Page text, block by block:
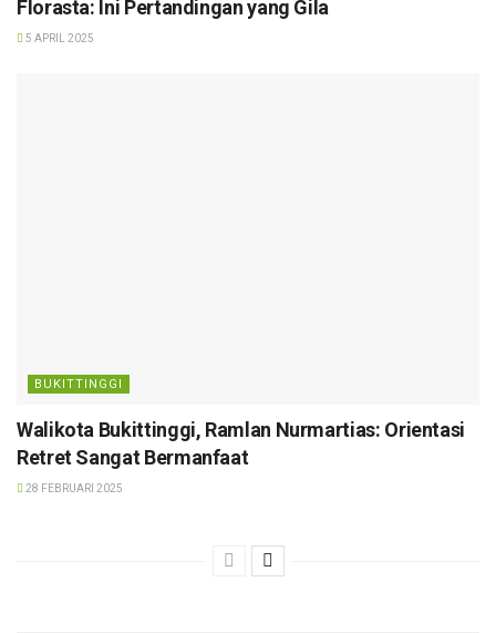
Florasta: Ini Pertandingan yang Gila
5 APRIL 2025
BUKITTINGGI
Walikota Bukittinggi, Ramlan Nurmartias: Orientasi
Retret Sangat Bermanfaat
28 FEBRUARI 2025